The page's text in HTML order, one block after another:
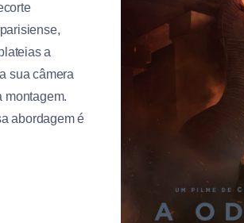
a
sua câmera
montagem.
abordagem é